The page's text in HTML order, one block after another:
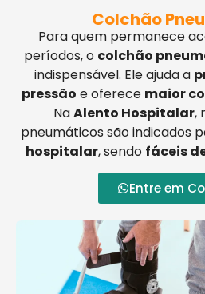
Colchão
Para quem permanece
períodos, o colchão
indispensável. Ele ajuda a
pressão e oferece maior
NaAlento Hospitalar,
pneumáticos são indicados
hospitalar, sendo fáceis
Entre em